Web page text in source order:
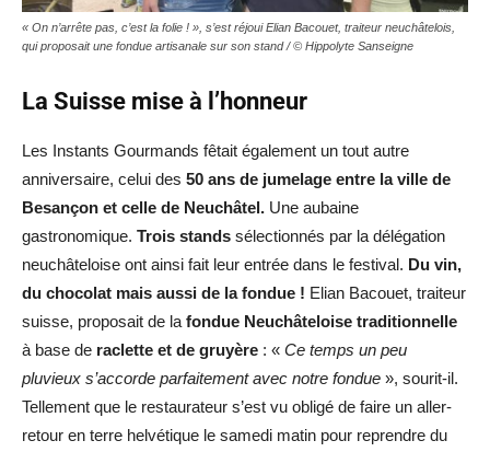
« On n’arrête pas, c’est la folie ! », s’est réjoui Elian Bacouet, traiteur neuchâtelois,
qui proposait une fondue artisanale sur son stand / © Hippolyte Sanseigne
La Suisse mise à l’honneur
Les Instants Gourmands fêtait également un tout autre
anniversaire, celui des 50 ans de jumelage entre la ville de
Besançon et celle de Neuchâtel. Une aubaine
gastronomique. Trois stands sélectionnés par la délégation
neuchâteloise ont ainsi fait leur entrée dans le festival. Du vin,
du chocolat mais aussi de la fondue ! Elian Bacouet, traiteur
suisse, proposait de la fondue Neuchâteloise traditionnelle
à base de raclette et de gruyère : « Ce temps un peu
pluvieux s’accorde parfaitement avec notre fondue », sourit-il.
Tellement que le restaurateur s’est vu obligé de faire un aller-
retour en terre helvétique le samedi matin pour reprendre du